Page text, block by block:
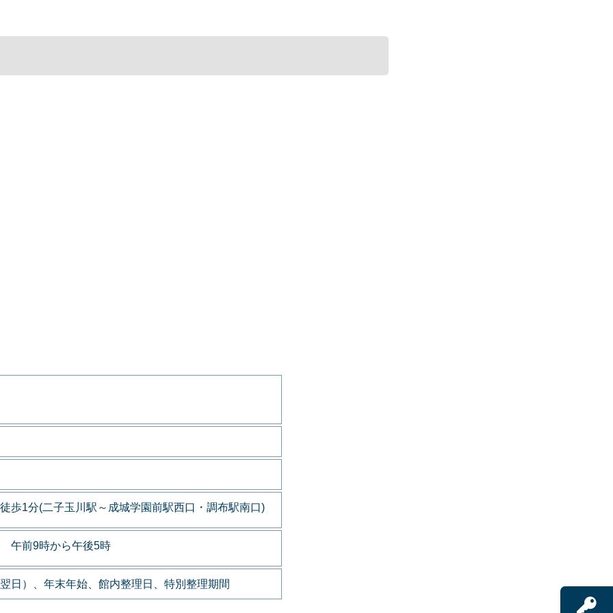
歩1分(二子玉川駅～成城学園前駅西口・調布駅南口)
午前9時から午後5時
日）、年末年始、館内整理日、特別整理期間